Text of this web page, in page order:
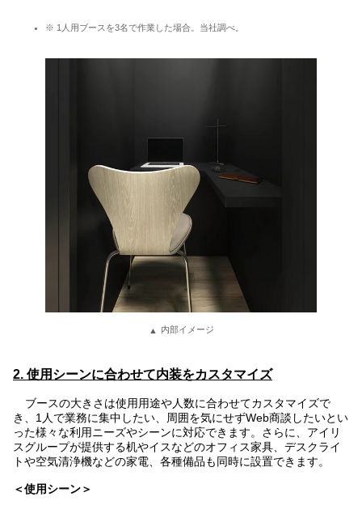
※ 1人用ブースを3名で作業した場合。当社調べ。
内部イメージ
2. 使用シーンに合わせて内装をカスタマイズ
ブースの大きさは使用用途や人数に合わせてカスタマイズで
き、1人で業務に集中したい、周囲を気にせずWeb商談したいとい
った様々な利用ニーズやシーンに対応できます。さらに、アイリ
スグループが提供する机やイスなどのオフィス家具、デスクライ
トや空気清浄機などの家電、各種備品も同時に設置できます。
＜使用シーン＞